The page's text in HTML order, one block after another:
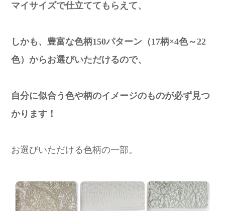
マイサイズで仕立ててもらえて、
しかも、豊富な色柄150パターン（17柄×4色～22
色）からお選びいただけるので、
自分に似合う色や柄のイメージのものが必ず見つ
かります！
お選びいただける色柄の一部。